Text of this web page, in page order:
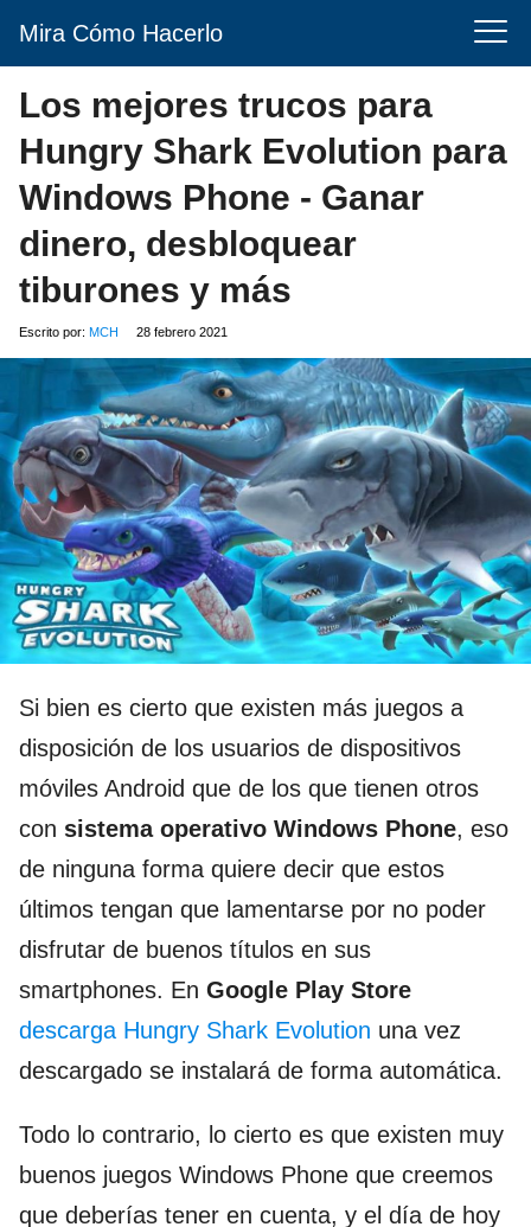
Mira Cómo Hacerlo
Los mejores trucos para
Hungry Shark Evolution para
Windows Phone - Ganar
dinero, desbloquear
tiburones y más
Escrito por: MCH 28 febrero 2021
Si bien es cierto que existen más juegos a
disposición de los usuarios de dispositivos
móviles Android que de los que tienen otros
con sistema operativo Windows Phone, eso
de ninguna forma quiere decir que estos
últimos tengan que lamentarse por no poder
disfrutar de buenos títulos en sus
smartphones. En Google Play Store
descarga Hungry Shark Evolution una vez
descargado se instalará de forma automática.
Todo lo contrario, lo cierto es que existen muy
buenos juegos Windows Phone que creemos
que deberías tener en cuenta, y el día de hoy